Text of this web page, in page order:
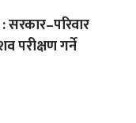
सरकार–परिवार
परीक्षण गर्ने